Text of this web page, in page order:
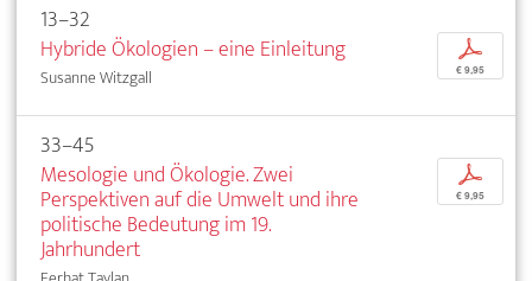
13–32
Hybride Ökologien – eine Einleitung
Susanne Witzgall
p
€ 9,95
33–45
Mesologie und Ökologie. Zwei
Perspektiven auf die Umwelt und ihre
politische Bedeutung im 19.
Jahrhundert
p
€ 9,95